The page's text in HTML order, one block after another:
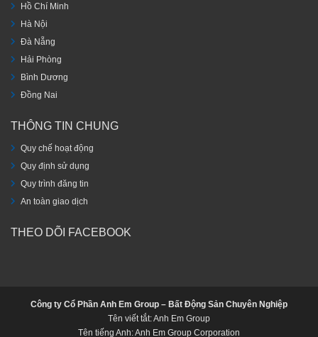
Hồ Chí Minh
Hà Nội
Đà Nẵng
Hải Phòng
Bình Dương
Đồng Nai
THÔNG TIN CHUNG
Quy chế hoạt động
Quy định sử dụng
Quy trình đăng tin
An toàn giao dịch
THEO DÕI FACEBOOK
Công ty Cổ Phần Anh Em Group – Bất Động Sản Chuyên Nghiệp
Tên viết tắt: Anh Em Group
Tên tiếng Anh: Anh Em Group Corporation